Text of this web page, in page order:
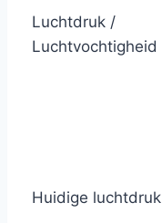
Luchtdruk /
Luchtvochtigheid
Huidige luchtdruk